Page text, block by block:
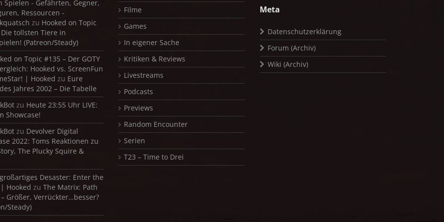
Spielen - Gefährten, Gegner,
Ressourcen -
zu Hooked on Topic
tollsten Tiere in
(Patreon/Steady)
on Topic #135 – Der GOTY
Hooked vs. ScreenFun
| Hooked zu Eure
Jahres 2002 – Die Tabelle
zu Heute 23:55 Uhr LIVE:
Showcase!
zu Devolver Digital
2022: Toms Reaktionen zu
The Plucky Squire &
Desaster: Enter the
Hooked zu The Matrix: Path
Größer, Verrückter…besser?
Steady)
Filme
Games
In eigener Sache
Kritiken & Reviews
Livestreams
Podcasts
Previews
Random Encounter
Serien
T23 – Time to Drei
Meta
Datenschutzerklärung
Forum (Archiv)
Wiki (Archiv)